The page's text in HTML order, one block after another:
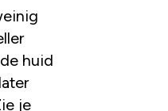
huid
je